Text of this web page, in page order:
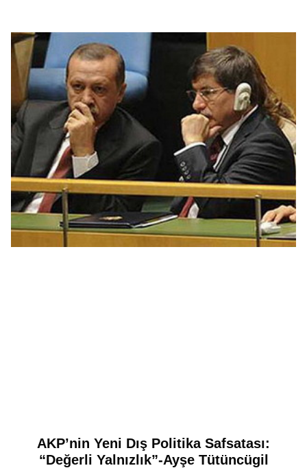
AKP’nin Yeni Dış Politika Safsatası:
“Değerli Yalnızlık”-Ayşe Tütüncügil